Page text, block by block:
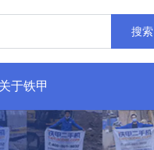
搜索
关于铁甲